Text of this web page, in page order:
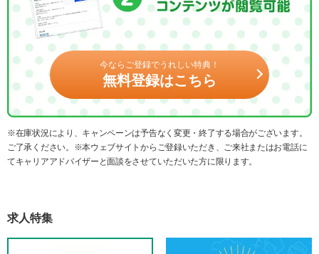
今ならご登録でうれしい特典！
無料登録はこちら
※在庫状況により、キャンペーンは予告なく変更・終了する場合がございます。
ご了承ください。※本ウェブサイトからご登録いただき、ご来社またはお電話に
てキャリアアドバイザーと面談をさせていただいた方に限ります。
求人特集